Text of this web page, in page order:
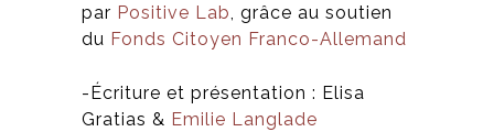
par Positive Lab , grâce au soutien
du Fonds Citoyen Franco-Allemand
-Écriture et présentation : Elisa
Gratias & Emilie Langlade